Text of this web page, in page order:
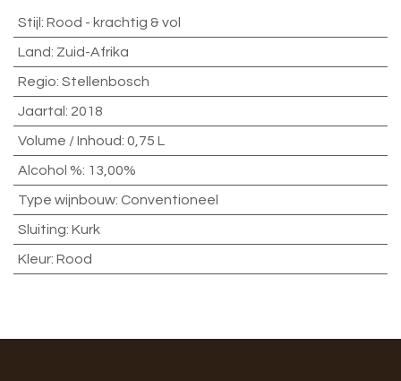
Stijl : Rood - krachtig & vol
Land: Zuid-Afrika
Regio: Stellenbosch
Jaartal : 2018
Volume / Inhoud: 0,75 L
Alcohol %: 13,00%
Type wijnbouw: Conventioneel
Sluiting: Kurk
Kleur: Rood